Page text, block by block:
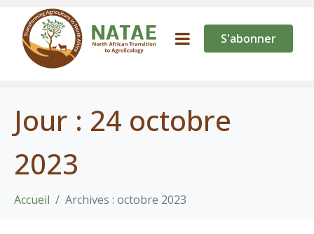
S'abonner
Jour : 24 octobre
2023
Accueil Archives : octobre 2023